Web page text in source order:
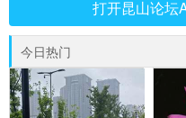
打开昆山论坛
今日热门